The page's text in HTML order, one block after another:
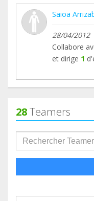
Saioa
28/04/2012
Collabore
et dirige 1
28Teamers